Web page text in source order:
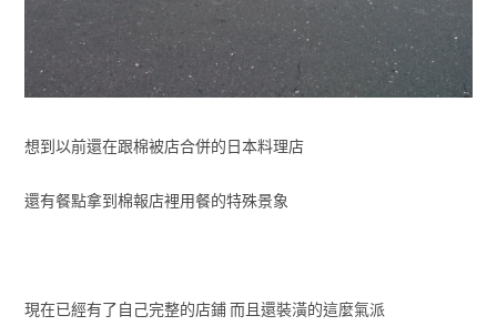
想到以前還在跟棉被店合併的日本料理店
還有餐點拿到棉報店裡用餐的特殊景象
現在已經有了自己完整的店鋪 而且還裝潢的這麼氣派